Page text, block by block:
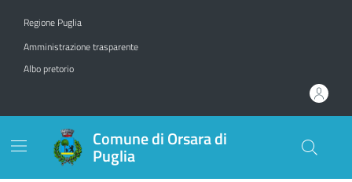
Regione Puglia
Amministrazione trasparente
Albo pretorio
Comune di Orsara di
Puglia